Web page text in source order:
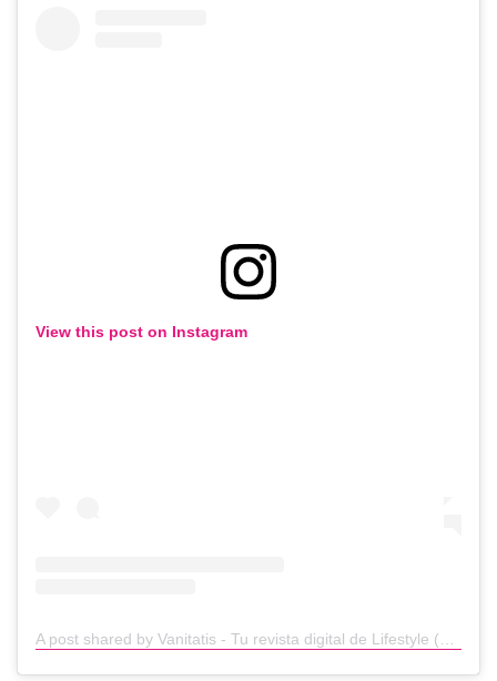
View this post on Instagram